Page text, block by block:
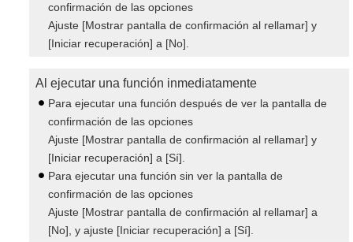
confirmación de las opciones
Ajuste [Mostrar pantalla de confirmación al rellamar] y
[Iniciar recuperación] a [No].
Al ejecutar una función inmediatamente
Para ejecutar una función después de ver la pantalla de
confirmación de las opciones
Ajuste [Mostrar pantalla de confirmación al rellamar] y
[Iniciar recuperación] a [Sí].
Para ejecutar una función sin ver la pantalla de
confirmación de las opciones
Ajuste [Mostrar pantalla de confirmación al rellamar] a
[No], y ajuste [Iniciar recuperación] a [Sí].